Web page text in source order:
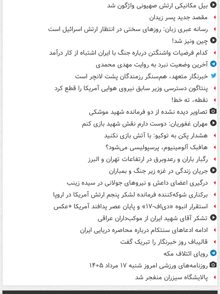
بیل مکانیکی ارتش صهیونی واژگون شد
مقصد جدید پسر زیدان
رسانه عبری زبان: روزهای سختی در انتظار ارتش اسرائیل است
چین ونیز شد!
کدام فرضیات واشنگتن درباره جنگ با ایران اشتباه از کار درآمد
آخرین وضعیت نبرد به روایت مهدی محمدی
خبرنگار متعهد، هم‌سنگر رزمندگان پشت لانچر است
پنتاگون دسترسی وزیر سابق نیروی هوایی آمریکا را قطع کرد
نقطه، ته خط!
تصاویر دیده‌ نشده از دو فرمانده شهید موشکی
مهران غفوریان: دوست دارم نقش شهید بازی کنم
هشدار پکن به توکیو: با آتش بازی نکنید
هافبک آلومینیوم، پرسپولیسی می‌شود؟
رگبار باران و رعدوبرق در ارتفاعات تهران و البرز
جریان زندگی در غزه زیر جنگ و بمباران
درگیری اعضای داعش و نیروهای جولانی در سیده زینب
برکناری شوکه‌کننده فرمانده لشکر پنجم ارتش آمریکا در اروپا
استقرار انبوه «دی‌اف‑۱۷» و پایان عصر پدافند آمریکا +عکس
تشکر آقای شهید ایران از موکب‌داران عراقی
ادامه ادعاهای سنتکام درباره محاصره دریایی ایران
قالیباف روز خبرنگار را تبریک گفت
رویای ائتلاف مکه
روزنامه‌های ورزشی امروز ‌شنبه ۱۷ مرداد ۱۴۰۵
پالایشگاه سیزران منفجر شد